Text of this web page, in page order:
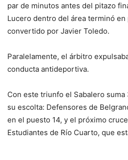
par de minutos antes del pitazo
Lucero dentro del área terminó en
convertido por Javier Toledo.
Paralelamente, el árbitro
conducta antideportiva.
Con este triunfo el Sabalero
su escolta: Defensores de
en el puesto 14, y el próximo
Estudiantes de Río Cuarto, que